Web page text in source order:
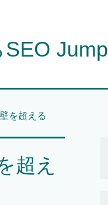
Jump
を超える
超え